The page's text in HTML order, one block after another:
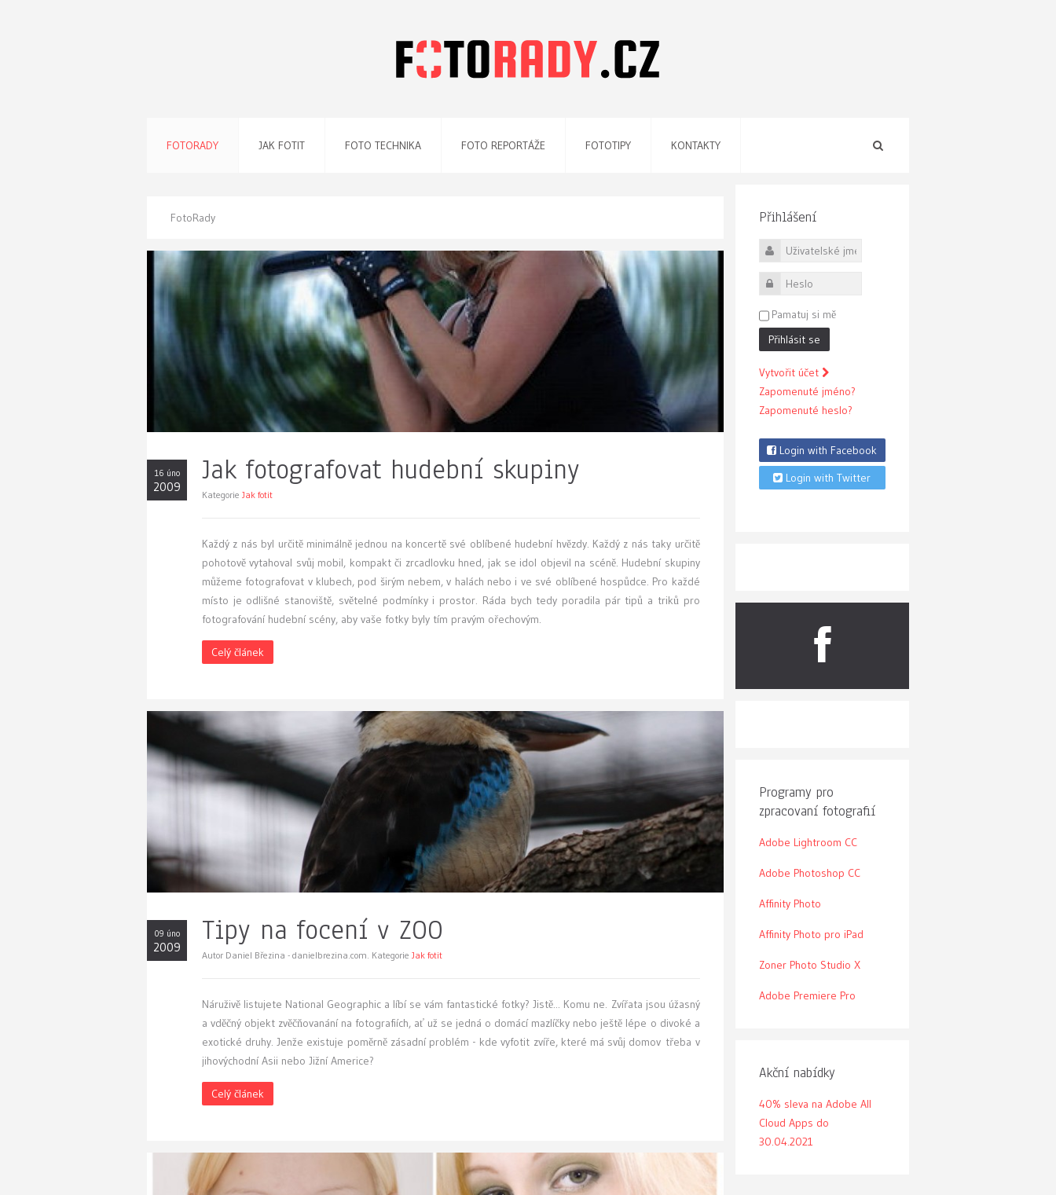
FOTORADY JAK FOTIT FOTO TECHNIKA FOTO REPORTÁŽE FOTOTIPY KONTAKTY
FotoRady
16 úno
2009 Jak fotografovat hudební skupiny
Kategorie Jak fotit
Každý z nás byl určitě minimálně jednou na koncertě své oblíbené hudební hvězdy. Každý z nás taky určitě
pohotově vytahoval svůj mobil, kompakt či zrcadlovku hned, jak se idol objevil na scéně. Hudební skupiny
můžeme fotografovat v klubech, pod širým nebem, v halách nebo i ve své oblíbené hospůdce. Pro každé
místo je odlišné stanoviště, světelné podmínky i prostor. Ráda bych tedy poradila pár tipů a triků pro
fotografování hudební scény, aby vaše fotky byly tím pravým ořechovým.
Celý článek
09 úno
2009 Tipy na focení v ZOO
Autor Daniel Březina - danielbrezina.com. Kategorie Jak fotit
Náruživě listujete National Geographic a líbí se vám fantastické fotky? Jistě... Komu ne. Zvířata jsou úžasný
a vděčný objekt zvěčňovanání na fotografiích, ať už se jedná o domácí mazlíčky nebo ještě lépe o divoké a
exotické druhy. Jenže existuje poměrně zásadní problém - kde vyfotit zvíře, které má svůj domov třeba v
jihovýchodní Asii nebo Jižní Americe?
Celý článek
Přihlášení
Uživatelské jméno
Heslo
Pamatuj si mě
Přihlásit se
Vytvořit účet
Zapomenuté jméno?
Zapomenuté heslo?
Login with Facebook
Login with Twitter
Programy pro
zpracovaní fotografií
Adobe Lightroom CC
Adobe Photoshop CC
Affinity Photo
Affinity Photo pro iPad
Zoner Photo Studio X
Adobe Premiere Pro
Akční nabídky
40% sleva na Adobe All
Cloud Apps do
30.04.2021